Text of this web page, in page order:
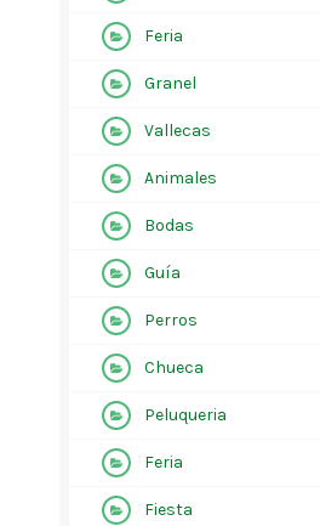
Feria
Granel
Vallecas
Animales
Bodas
Guía
Perros
Chueca
Peluqueria
Feria
Fiesta